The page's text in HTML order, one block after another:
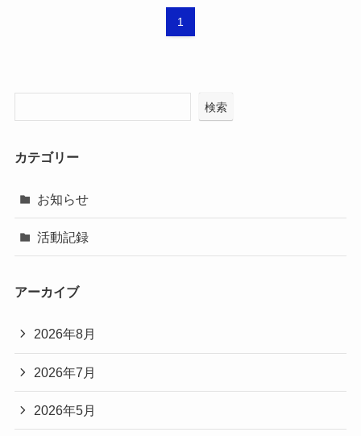
1
検索
カテゴリー
お知らせ
活動記録
アーカイブ
2026年8月
2026年7月
2026年5月